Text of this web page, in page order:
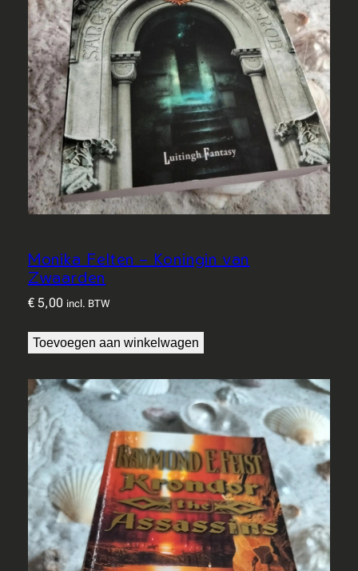
Monika Felten – Koningin van
Zwaarden
€5,00 incl. BTW
Toevoegen aan winkelwagen